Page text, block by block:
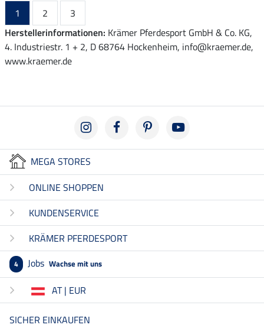
1 2
3
Herstellerinformationen: Krämer Pferdesport GmbH & Co. KG,
4. Industriestr. 1 + 2, D 68764 Hockenheim, info@kraemer.de,
www.kraemer.de
MEGA STORES
ONLINE SHOPPEN
KUNDENSERVICE
KRÄMER PFERDESPORT
4 Jobs Wachse mit uns
AT | EUR
SICHER EINKAUFEN